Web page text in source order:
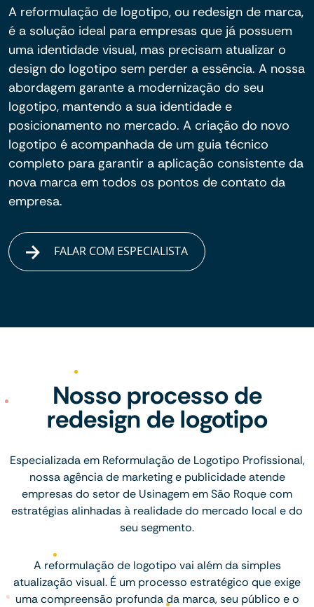
A reformulação de logotipo, ou redesign de marca,
é a solução ideal para empresas que já possuem
uma identidade visual, mas precisam atualizar o
design do logotipo sem perder a essência. A nossa
abordagem garante a modernização do seu
logotipo, mantendo a sua identidade e
posicionamento no mercado. A criação do novo
logotipo é acompanhada de um guia técnico
completo para garantir a aplicação consistente da
nova marca em todos os pontos de contato da
empresa.
FALAR COM ESPECIALISTA
Nosso processo de
redesign de logotipo
Especializada em Reformulação de Logotipo Profissional,
nossa agência de marketing e publicidade atende
empresas do setor de Usinagem em São Roque com
estratégias alinhadas à realidade do mercado local e do
seu segmento.
A reformulação de logotipo vai além da simples
atualização visual. É um processo estratégico que exige
uma compreensão profunda da marca, seu público e o